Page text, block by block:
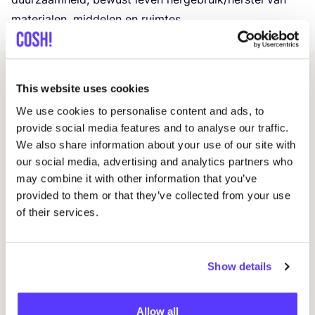
This website uses cookies
We use cookies to personalise content and ads, to
provide social media features and to analyse our traffic.
We also share information about your use of our site with
our social media, advertising and analytics partners who
may combine it with other information that you’ve
provided to them or that they’ve collected from your use
of their services.
Show details
Allow all
mate­ri­a­len, mid­de­len en ruimtes.
Gerelateerde evenementen